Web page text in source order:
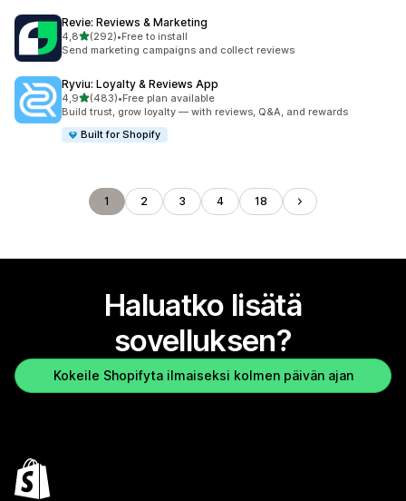
Revie: Reviews & Marketing
4,8/ 5 tähteä
(292)
292 arvostelua yhteensä
•Free to install
Send marketing campaigns and collect reviews
Ryviu: Loyalty & Reviews App
4,9/ 5 tähteä
(483)
483 arvostelua yhteensä
•Free plan available
Build trust, grow loyalty — with reviews, Q&A, and rewards
Built for Shopify
1 2 3 4 18
Haluatko lisätä
sovelluksen?
Kokeile Shopifyta ilmaiseksi kolmen päivän ajan